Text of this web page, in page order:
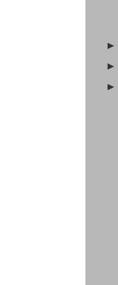
►
►
►